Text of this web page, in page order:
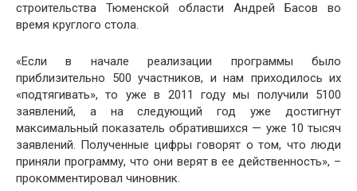
строительства Тюменской области Андрей Басов во
время круглого стола.
«Если в начале реализации программы было
приблизительно 500 участников, и нам приходилось их
«подтягивать», то уже в 2011 году мы получили 5100
заявлений, а на следующий год уже достигнут
максимальный показатель обратившихся — уже 10 тысяч
заявлений. Полученные цифры говорят о том, что люди
приняли программу, что они верят в ее действенность», –
прокомментировал чиновник.